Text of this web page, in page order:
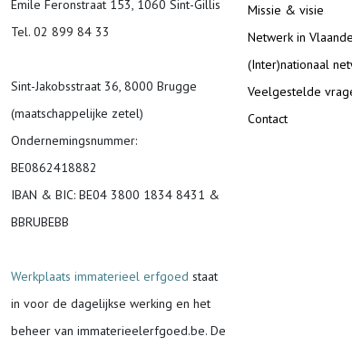
Emile Feronstraat 153, 1060 Sint-Gillis
Tel. 02 899 84 33
Sint-Jakobsstraat 36, 8000 Brugge
(maatschappelijke zetel)
Ondernemingsnummer:
BE0862418882
IBAN & BIC: BE04 3800 1834 8431 &
BBRUBEBB
Werkplaats immaterieel erfgoed staat
in voor de dagelijkse werking en het
beheer van immaterieelerfgoed.be. De
Missie & visie
Netwerk in
(Inter)nationaal
Veelgestelde
Contact